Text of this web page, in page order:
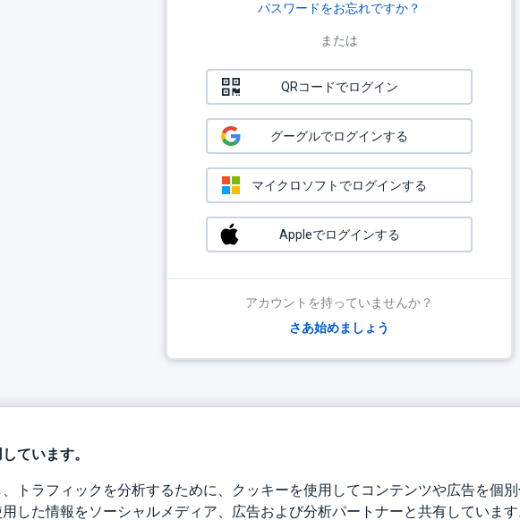
ています。
トラフィックを分析するために、クッキーを使用してコンテンツや広告を個別
した情報をソーシャルメディア、広告および分析パートナーと共有していま
パスワードをお忘れですか？
または
QRコードでログイン
グーグルでログインする
マイクロソフトでログインする
Appleでログインする
アカウントを持っていませんか？
さあ始めましょう